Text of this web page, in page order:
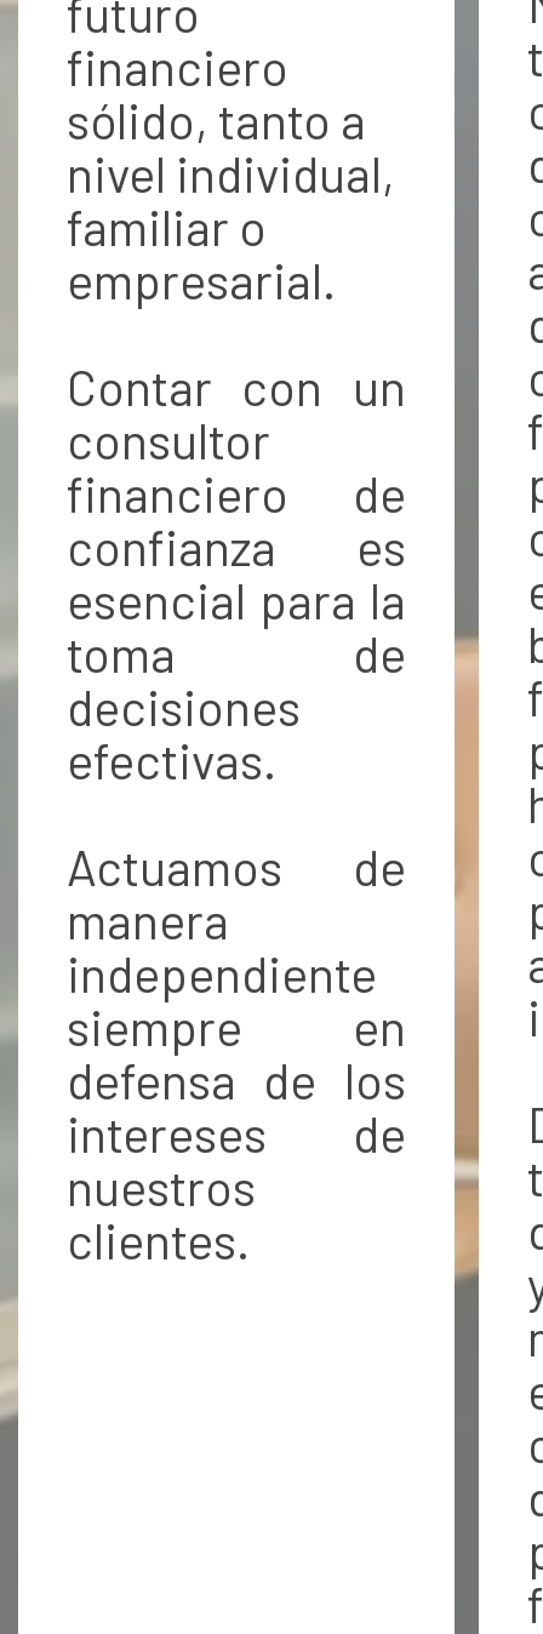
futuro
financiero
sólido, tanto a
nivel individual,
familiar o
empresarial.
Contar con un
consultor
financiero de
confianza es
esencial para la
toma de
decisiones
efectivas.
Actuamos de
manera
independiente
siempre en
defensa de los
intereses de
nuestros
clientes.